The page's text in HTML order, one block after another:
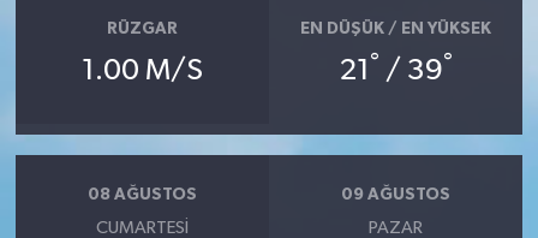
RÜZGAR
1.00 M/S
EN DÜŞÜK / EN YÜKSEK
21 ° / 39°
08 AĞUSTOS
CUMARTESI
09 AĞUSTOS
PAZAR